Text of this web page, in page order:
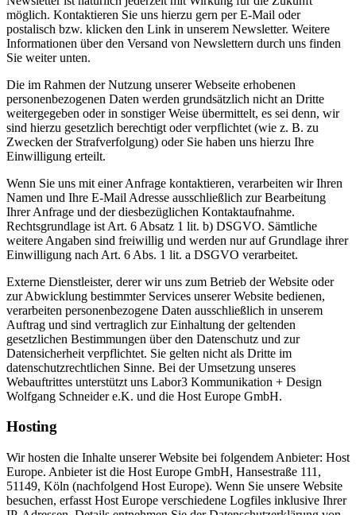
möglich. Kontaktieren Sie uns hierzu gern per E-Mail oder
postalisch bzw. klicken den Link in unserem Newsletter. Weitere
Informationen über den Versand von Newslettern durch uns finden
Sie weiter unten.
Die im Rahmen der Nutzung unserer Webseite erhobenen
personenbezogenen Daten werden grundsätzlich nicht an Dritte
weitergegeben oder in sonstiger Weise übermittelt, es sei denn, wir
sind hierzu gesetzlich berechtigt oder verpflichtet (wie z. B. zu
Zwecken der Strafverfolgung) oder Sie haben uns hierzu Ihre
Einwilligung erteilt.
Wenn Sie uns mit einer Anfrage kontaktieren, verarbeiten wir Ihren
Namen und Ihre E-Mail Adresse ausschließlich zur Bearbeitung
Ihrer Anfrage und der diesbezüglichen Kontaktaufnahme.
Rechtsgrundlage ist Art. 6 Absatz 1 lit. b) DSGVO. Sämtliche
weitere Angaben sind freiwillig und werden nur auf Grundlage ihrer
Einwilligung nach Art. 6 Abs. 1 lit. a DSGVO verarbeitet.
Externe Dienstleister, derer wir uns zum Betrieb der Website oder
zur Abwicklung bestimmter Services unserer Website bedienen,
verarbeiten personenbezogene Daten ausschließlich in unserem
Auftrag und sind vertraglich zur Einhaltung der geltenden
gesetzlichen Bestimmungen über den Datenschutz und zur
Datensicherheit verpflichtet. Sie gelten nicht als Dritte im
datenschutzrechtlichen Sinne. Bei der Umsetzung unseres
Webauftrittes unterstützt uns Labor3 Kommunikation + Design
Wolfgang Schneider e.K. und die Host Europe GmbH.
Hosting
Wir hosten die Inhalte unserer Website bei folgendem Anbieter: Host
Europe. Anbieter ist die Host Europe GmbH, Hansestraße 111,
51149, Köln (nachfolgend Host Europe). Wenn Sie unsere Website
besuchen, erfasst Host Europe verschiedene Logfiles inklusive Ihrer